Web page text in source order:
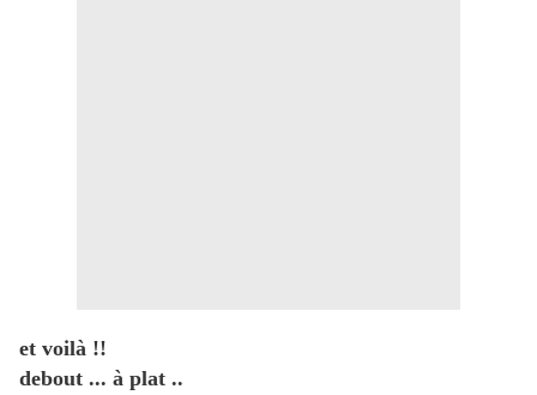
et voilà !!
debout ... à plat ..